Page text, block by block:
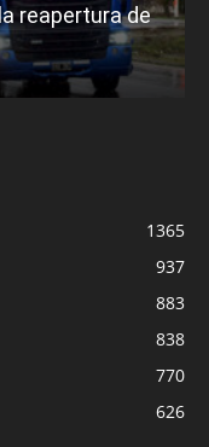
reapertura de
1365
937
883
838
770
626